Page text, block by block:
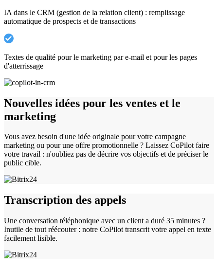
IA dans le CRM (gestion de la relation client) : remplissage
automatique de prospects et de transactions
Textes de qualité pour le marketing par e-mail et pour les pages
d'atterrissage
Nouvelles idées pour les ventes et le
marketing
Vous avez besoin d'une idée originale pour votre campagne
marketing ou pour une offre promotionnelle ? Laissez CoPilot faire
votre travail : n'oubliez pas de décrire vos objectifs et de préciser le
public cible.
Transcription des appels
Une conversation téléphonique avec un client a duré 35 minutes ?
Inutile de tout réécouter : notre CoPilot transcrit votre appel en texte
facilement lisible.